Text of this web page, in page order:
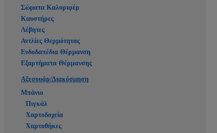
Σώματα Καλοριφέρ
Καυστήρες
Λέβητες
Αντλίες Θερμότητας
Ενδοδαπέδια Θέρμανση
Εξαρτήματα Θέρμανσης
Αξεσουάρ/Διακόσμηση
Μπάνιο
Πιγκάλ
Χαρτοδοχεία
Χαρτοθήκες